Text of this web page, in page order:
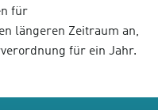
für
längeren Zeitraum an,
für ein Jahr.